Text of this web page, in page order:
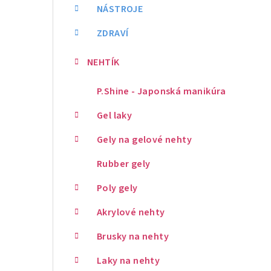
NÁSTROJE
ZDRAVÍ
NEHTÍK
P.Shine - Japonská manikúra
Gel laky
Gely na gelové nehty
Rubber gely
Poly gely
Akrylové nehty
Brusky na nehty
Laky na nehty